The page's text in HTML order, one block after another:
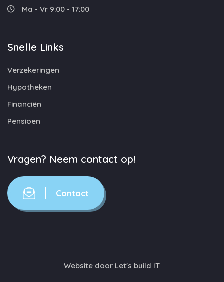
Ma - Vr 9:00 - 17:00
Snelle Links
Verzekeringen
Hypotheken
Financiën
Pensioen
Vragen? Neem contact op!
Contact
Website door Let's build IT